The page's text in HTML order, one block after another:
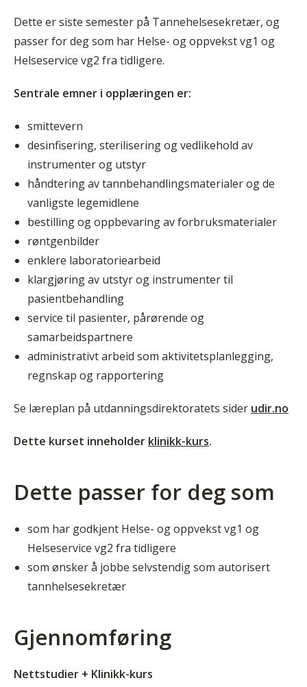
Dette er siste semester på Tannehelsesekretær, og
passer for deg som har Helse- og oppvekst vg1 og
Helseservice vg2 fra tidligere.
Sentrale emner i opplæringen er:
smittevern
desinfisering, sterilisering og vedlikehold av
instrumenter og utstyr
håndtering av tannbehandlingsmaterialer og de
vanligste legemidlene
bestilling og oppbevaring av forbruksmaterialer
røntgenbilder
enklere laboratoriearbeid
klargjøring av utstyr og instrumenter til
pasientbehandling
service til pasienter, pårørende og
samarbeidspartnere
administrativt arbeid som aktivitetsplanlegging,
regnskap og rapportering
Se læreplan på utdanningsdirektoratets sider udir.no
Dette kurset inneholder klinikk-kurs.
Dette passer for deg som
som har godkjent Helse- og oppvekst vg1 og
Helseservice vg2 fra tidligere
som ønsker å jobbe selvstendig som autorisert
tannhelsesekretær
Gjennomføring
Nettstudier + Klinikk-kurs